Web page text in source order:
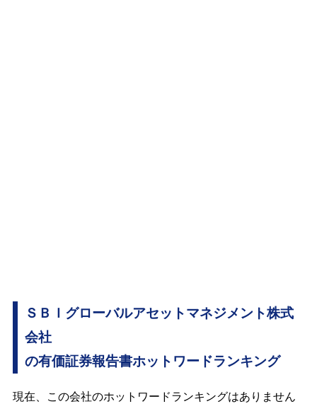
ＳＢＩグローバルアセットマネジメント株式
会社
の有価証券報告書ホットワードランキング
現在、この会社のホットワードランキングはありません